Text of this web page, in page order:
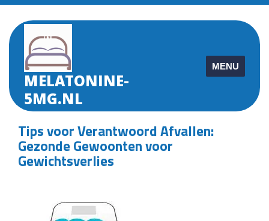
Skip
content
MELATONINE-
5MG.NL
MENU
Tips voor Verantwoord Afvallen:
Gezonde Gewoonten voor
Gewichtsverlies